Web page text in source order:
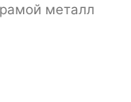
металл